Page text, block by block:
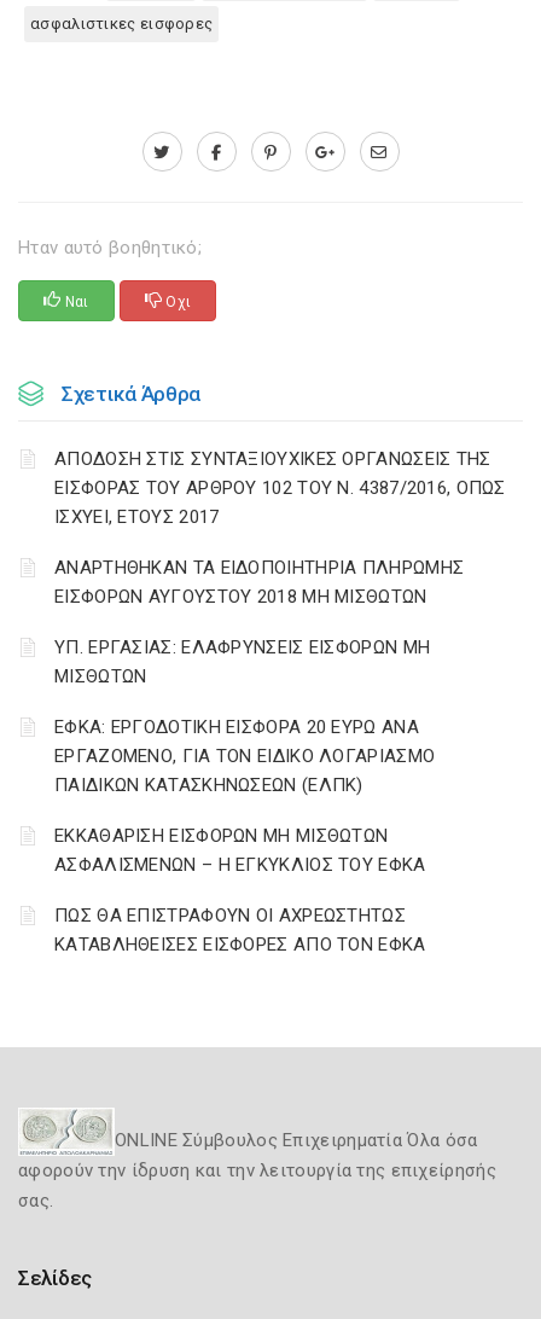
ασφαλιστικες εισφορες
Ηταν αυτό βοηθητικό;
Ναι Οχι
Σχετικά Άρθρα
ΑΠΟΔΟΣΗ ΣΤΙΣ ΣΥΝΤΑΞΙΟΥΧΙΚΕΣ ΟΡΓΑΝΩΣΕΙΣ ΤΗΣ
ΕΙΣΦΟΡΑΣ ΤΟΥ ΑΡΘΡΟΥ 102 ΤΟΥ Ν. 4387/2016, ΟΠΩΣ
ΙΣΧΥΕΙ, ΕΤΟΥΣ 2017
ΑΝΑΡΤΗΘΗΚΑΝ ΤΑ ΕΙΔΟΠΟΙΗΤΗΡΙΑ ΠΛΗΡΩΜΗΣ
ΕΙΣΦΟΡΩΝ ΑΥΓΟΥΣΤΟΥ 2018 ΜΗ ΜΙΣΘΩΤΩΝ
ΥΠ. ΕΡΓΑΣΙΑΣ: ΕΛΑΦΡΥΝΣΕΙΣ ΕΙΣΦΟΡΩΝ ΜΗ
ΜΙΣΘΩΤΩΝ
ΕΦΚΑ: ΕΡΓΟΔΟΤΙΚΗ ΕΙΣΦΟΡΑ 20 ΕΥΡΩ ΑΝΑ
ΕΡΓΑΖΟΜΕΝΟ, ΓΙΑ ΤΟΝ ΕΙΔΙΚΟ ΛΟΓΑΡΙΑΣΜΟ
ΠΑΙΔΙΚΩΝ ΚΑΤΑΣΚΗΝΩΣΕΩΝ (ΕΛΠΚ)
ΕΚΚΑΘΑΡΙΣΗ ΕΙΣΦΟΡΩΝ ΜΗ ΜΙΣΘΩΤΩΝ
ΑΣΦΑΛΙΣΜΕΝΩΝ – Η ΕΓΚΥΚΛΙΟΣ ΤΟΥ ΕΦΚΑ
ΠΩΣ ΘΑ ΕΠΙΣΤΡΑΦΟΥΝ ΟΙ ΑΧΡΕΩΣΤΗΤΩΣ
ΚΑΤΑΒΛΗΘΕΙΣΕΣ ΕΙΣΦΟΡΕΣ ΑΠΟ ΤΟΝ ΕΦΚΑ
ONLINE Σύμβουλος Επιχειρηματία Όλα όσα
αφορούν την ίδρυση και την λειτουργία της επιχείρησής
σας.
Σελίδες